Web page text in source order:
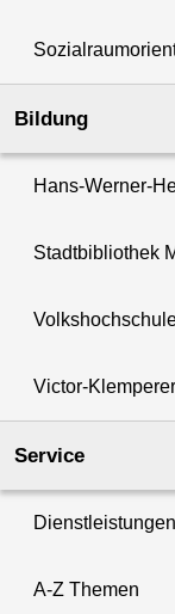
Bildung
Hans-Werner-
Stadtbibliothek
Victor-
Service
Dienstleistungen
A-Z Themen